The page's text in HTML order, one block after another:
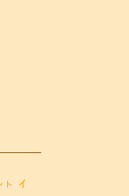
ト イ